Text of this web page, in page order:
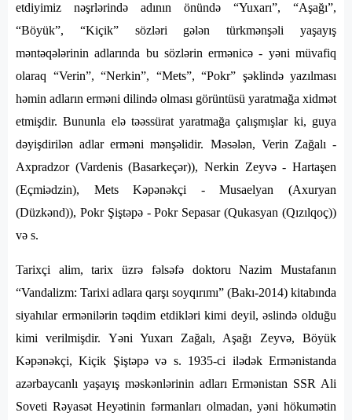
etdiyimiz nəşrlərində adının önündə “Yuxarı”, “Aşağı”,
“Böyük”, “Kiçik” sözləri gələn türkmənşəli yaşayış
məntəqələrinin adlarında bu sözlərin ermənicə - yəni müvafiq
olaraq “Verin”, “Nerkin”, “Mets”, “Pokr” şəklində yazılması
həmin adların erməni dilində olması görüntüsü yaratmağa xidmət
etmişdir. Bununla elə təəssürat yaratmağa çalışmışlar ki, guya
dəyişdirilən adlar erməni mənşəlidir. Məsələn, Verin Zağalı -
Axpradzor (Vardenis (Basarkeçər)), Nerkin Zeyvə - Hartaşen
(Eçmiədzin), Mets Kəpənəkçi - Musaelyan (Axuryan
(Düzkənd)), Pokr Şiştəpə - Pokr Sepasar (Qukasyan (Qızılqoç))
və s.
Tarixçi alim, tarix üzrə fəlsəfə doktoru Nazim Mustafanın
“Vandalizm: Tarixi adlara qarşı soyqırımı” (Bakı-2014) kitabında
siyahılar ermənilərin təqdim etdikləri kimi deyil, əslində olduğu
kimi verilmişdir. Yəni Yuxarı Zağalı, Aşağı Zeyvə, Böyük
Kəpənəkçi, Kiçik Şiştəpə və s. 1935-ci ilədək Ermənistanda
azərbaycanlı yaşayış məskənlərinin adları Ermənistan SSR Ali
Soveti Rəyasət Heyətinin fərmanları olmadan, yəni hökumətin